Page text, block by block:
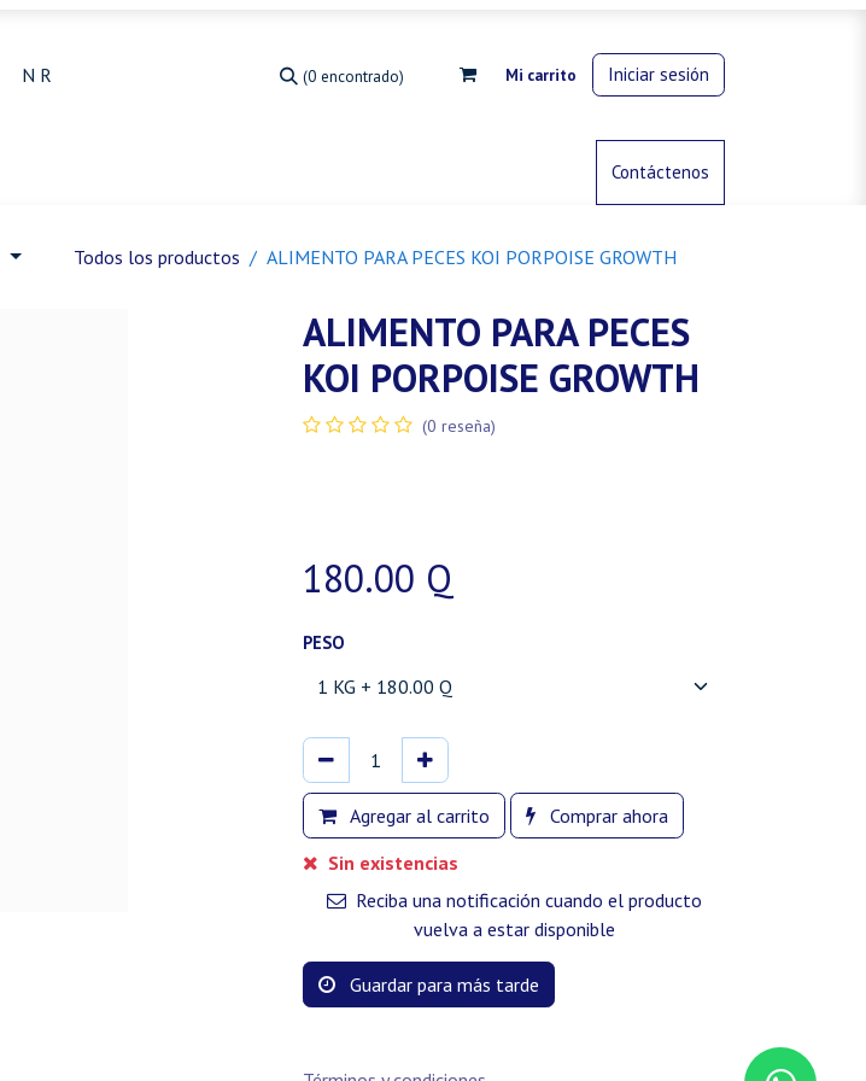
(0 encontrado) Mi carrito Iniciar sesión
Control de animalesContáctenos
Todos los productos ALIMENTO PARA PECES KOI PORPOISE GROWTH
ALIMENTO PARA PECES
KOI PORPOISE GROWTH
(0 reseña)
180.00 Q
PESO
Agregar al carrito
Comprar ahora
Sin existencias
Reciba una notificación cuando el producto
vuelva a estar disponible
Guardar para más tarde